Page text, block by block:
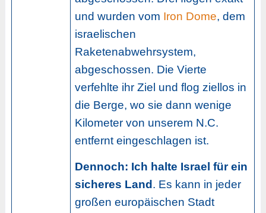
und wurden vom Iron Dome, dem
israelischen
Raketenabwehrsystem,
abgeschossen. Die Vierte
verfehlte ihr Ziel und flog ziellos in
die Berge, wo sie dann wenige
Kilometer von unserem N.C.
entfernt eingeschlagen ist.
Dennoch: Ich halte Israel für ein
sicheres Land . Es kann in jeder
großen europäischen Stadt